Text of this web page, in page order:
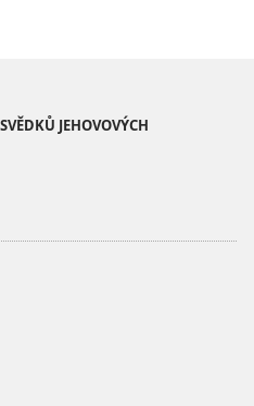
JEHOVOVÝCH